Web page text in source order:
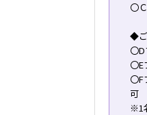
〇
◆ご
〇
〇
〇
可
※1